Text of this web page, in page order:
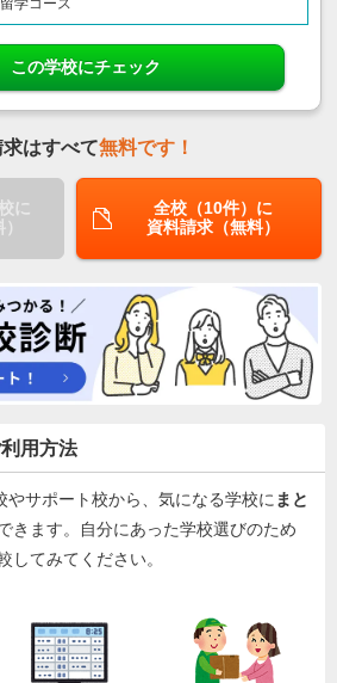
学コース
この学校にチェック
はすべて無料です！
に
全校（10件）に
資料請求（無料）
用方法
やサポート校から、気になる学校に まと
きます。自分にあった学校選びのため
してみてください。